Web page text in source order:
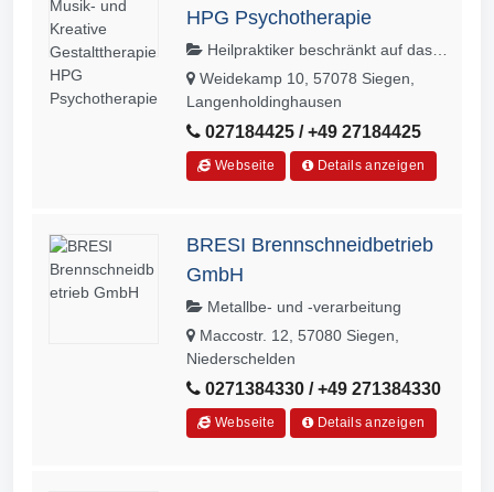
HPG Psychotherapie
Heilpraktiker beschränkt auf das
Gebiet der Psychotherapie
Weidekamp 10, 57078 Siegen,
Langenholdinghausen
027184425 / +49 27184425
Webseite Details anzeigen
BRESI Brennschneidbetrieb
GmbH
Metallbe- und -verarbeitung
Maccostr. 12, 57080 Siegen,
Niederschelden
0271384330 / +49 271384330
Webseite Details anzeigen